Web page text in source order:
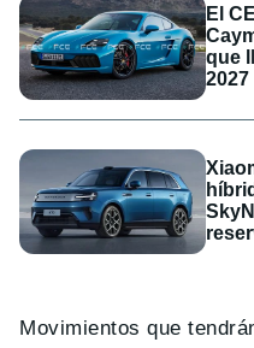
El
que
2027
Movimientos que